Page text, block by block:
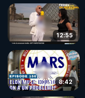
12:55
8:42